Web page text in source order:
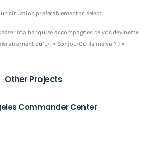
situation preferablement tr select
ma banquise accompagnes de vos devinette
qu’un « BonjourOu ils me va ? ) »
Other Projects
Commander Center